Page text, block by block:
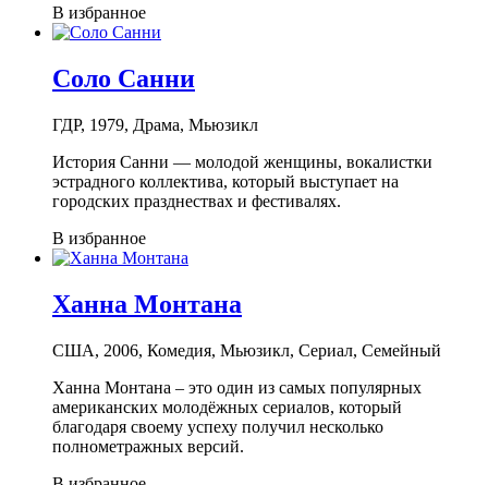
В избранное
Соло Санни
ГДР, 1979, Драма, Мьюзикл
История Санни — молодой женщины, вокалистки
эстрадного коллектива, который выступает на
городских празднествах и фестивалях.
В избранное
Ханна Монтана
США, 2006, Комедия, Мьюзикл, Сериал, Семейный
Ханна Монтана – это один из самых популярных
американских молодёжных сериалов, который
благодаря своему успеху получил несколько
полнометражных версий.